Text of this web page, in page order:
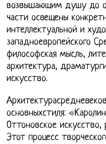
возвышающим душу до
части освещены
интеллектуальной и
западноевропейского
философская мысль,
архитектура,
искусство.
основныхстиля:
Оттоновское искусство,
Этот процесс